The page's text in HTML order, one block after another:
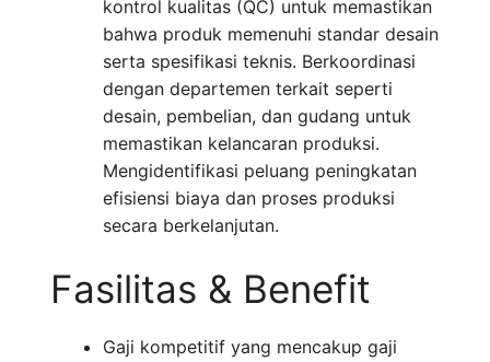
kontrol kualitas (QC) untuk memastikan
bahwa produk memenuhi standar desain
serta spesifikasi teknis. Berkoordinasi
dengan departemen terkait seperti
desain, pembelian, dan gudang untuk
memastikan kelancaran produksi.
Mengidentifikasi peluang peningkatan
efisiensi biaya dan proses produksi
secara berkelanjutan.
Fasilitas & Benefit
Gaji kompetitif yang mencakup gaji